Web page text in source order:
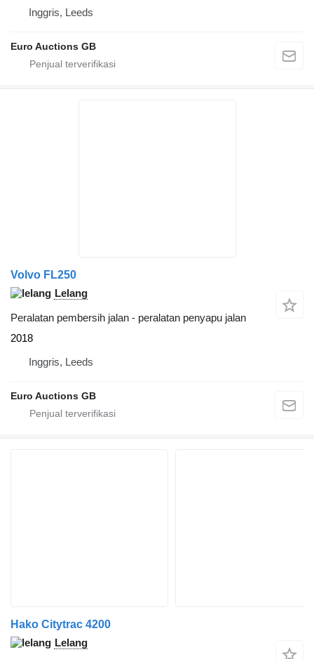
Inggris, Leeds
Euro Auctions GB
Volvo FL250
Lelang
Peralatan pembersih jalan - peralatan penyapu jalan
2018
Inggris, Leeds
Euro Auctions GB
Hako Citytrac 4200
Lelang